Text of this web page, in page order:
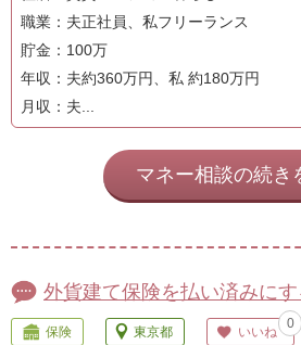
職業：夫正社員、私フリーランス
貯金：100万
年収：夫約360万円、私 約180万円
月収：夫...
マネー相談の続き
外貨建て保険を払い済みに
保険 東京都 いいね
0